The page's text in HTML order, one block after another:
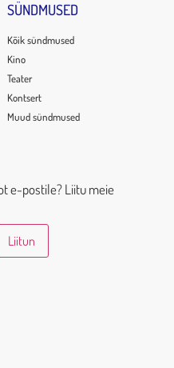
SÜNDMUSED
Kõik sündmused
Kino
Teater
Kontsert
Muud sündmused
e-postile? Liitu meie